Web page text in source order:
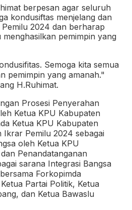
berpesan agar seluruh
kondusiftas menjelang dan
2024 dan berharap
pemimpin yang
Semoga kita semua
pemimpin yang amanah."
H.Ruhimat.
Prosesi Penyerahan
Ketua KPU Kabupaten
Ketua KPU Kabupaten
Ikrar Pemilu 2024 sebagai
oleh Ketua KPU
Penandatanganan
sarana Integrasi Bangsa
Forkopimda
Partai Politik, Ketua
dan Ketua Bawaslu